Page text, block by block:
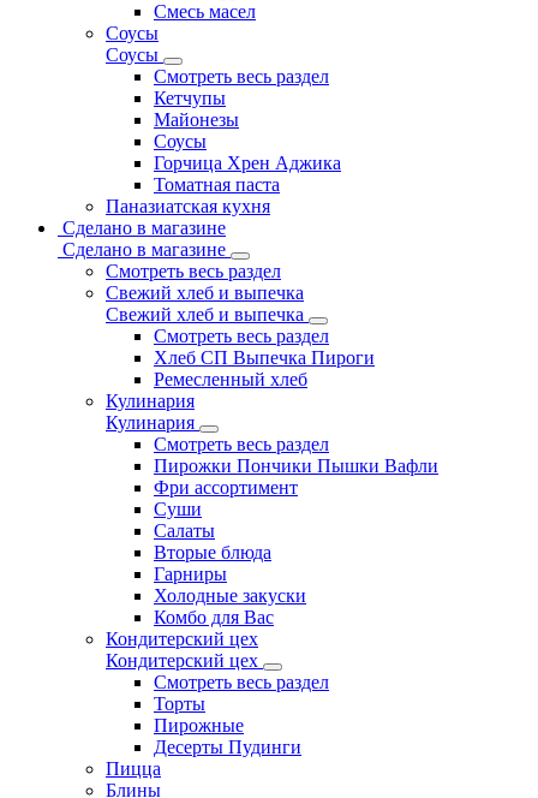
Смесь масел
Соусы
Соусы
Смотреть весь раздел
Кетчупы
Майонезы
Соусы
Горчица Хрен Аджика
Томатная паста
Паназиатская кухня
Сделано в магазине
Сделано в магазине
Смотреть весь раздел
Свежий хлеб и выпечка
Свежий хлеб и выпечка
Смотреть весь раздел
Хлеб СП Выпечка Пироги
Ремесленный хлеб
Кулинария
Кулинария
Смотреть весь раздел
Пирожки Пончики Пышки Вафли
Фри ассортимент
Суши
Салаты
Вторые блюда
Гарниры
Холодные закуски
Комбо для Вас
Кондитерский цех
Кондитерский цех
Смотреть весь раздел
Торты
Пирожные
Десерты Пудинги
Пицца
Блины